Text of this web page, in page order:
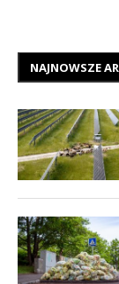
NAJNOWSZE